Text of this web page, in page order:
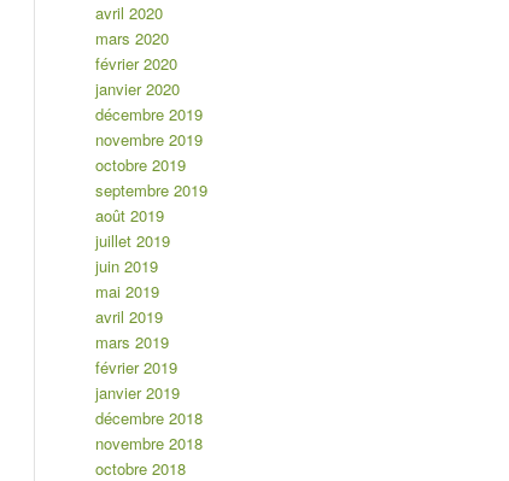
avril 2020
mars 2020
février 2020
janvier 2020
décembre 2019
novembre 2019
octobre 2019
septembre 2019
août 2019
juillet 2019
juin 2019
mai 2019
avril 2019
mars 2019
février 2019
janvier 2019
décembre 2018
novembre 2018
octobre 2018